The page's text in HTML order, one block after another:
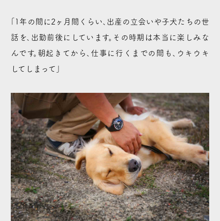
「1年の間に2ヶ月間くらい、出産の立会いや子犬たちの世
話を、出勤前後にしています。その時期は本当に楽しみな
んです。朝起きてから、仕事に行くまでの間も、ウキウキ
してしまって」